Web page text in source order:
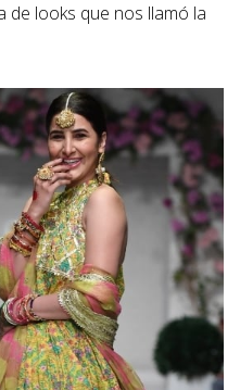
looks que nos llamó la